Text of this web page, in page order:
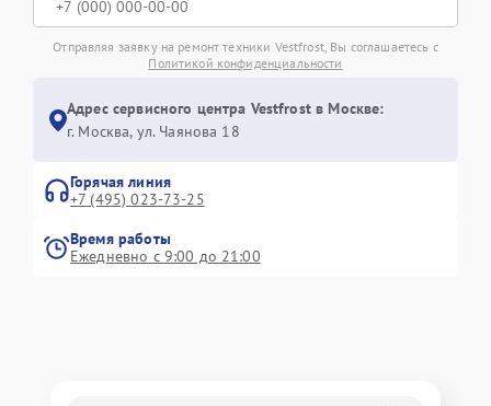
Отправляя заявку на ремонт техники Vestfrost, Вы соглашаетесь с
Политикой конфиденциальности
Адрес сервисного центра Vestfrost в Москве:
г. Москва, ул. Чаянова 18
Горячая линия
+7 (495) 023-73-25
Время работы
Ежедневно с 9:00 до 21:00